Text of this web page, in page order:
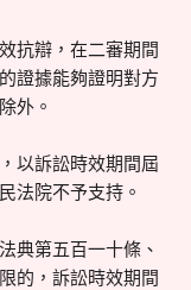
抗辯，在二審期間
證據能夠證明對方
外。
以訴訟時效期間屆
法院不予支持。
典第五百一十條、
的，訴訟時效期間